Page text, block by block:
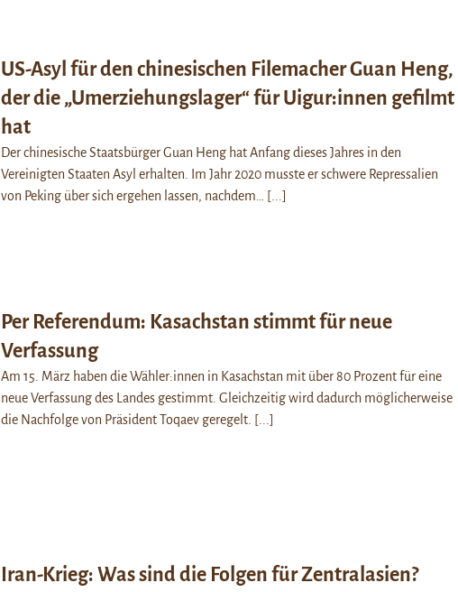
US-Asyl für den chinesischen Filemacher Guan Heng,
der die „Umerziehungslager“ für Uigur:innen gefilmt
hat
Der chinesische Staatsbürger Guan Heng hat Anfang dieses Jahres in den
Vereinigten Staaten Asyl erhalten. Im Jahr 2020 musste er schwere Repressalien
von Peking über sich ergehen lassen, nachdem…
[...]
Per Referendum: Kasachstan stimmt für neue
Verfassung
Am 15. März haben die Wähler:innen in Kasachstan mit über 80 Prozent für eine
neue Verfassung des Landes gestimmt. Gleichzeitig wird dadurch möglicherweise
die Nachfolge von Präsident Toqaev geregelt. [...]
Iran-Krieg: Was sind die Folgen für Zentralasien?